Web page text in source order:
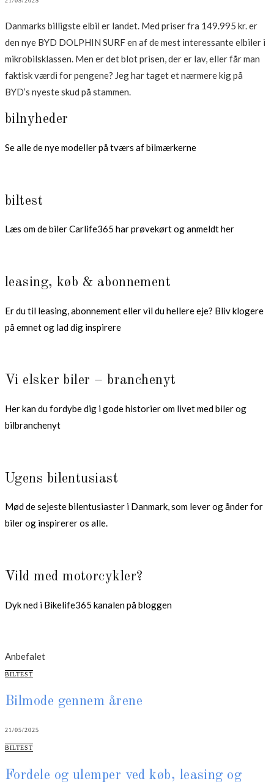
Danmarks billigste elbil er landet. Med priser fra 149.995 kr. er
den nye BYD DOLPHIN SURF en af de mest interessante elbiler i
mikrobilsklassen. Men er det blot prisen, der er lav, eller får man
faktisk værdi for pengene? Jeg har taget et nærmere kig på
BYD’s nyeste skud på stammen.
bilnyheder
Se alle de nye modeller på tværs af bilmærkerne
biltest
Læs om de biler Carlife365 har prøvekørt og anmeldt her
leasing, køb & abonnement
Er du til leasing, abonnement eller vil du hellere eje? Bliv klogere
på emnet og lad dig inspirere
Vi elsker biler – branchenyt
Her kan du fordybe dig i gode historier om livet med biler og
bilbranchenyt
Ugens bilentusiast
Mød de sejeste bilentusiaster i Danmark, som lever og ånder for
biler og inspirerer os alle.
Vild med motorcykler?
Dyk ned i Bikelife365 kanalen på bloggen
Anbefalet
CATEGORIES
BILTEST
Bilmode gennem årene
21/05/2025
CATEGORIES
BILTEST
Fordele og ulemper ved køb, leasing og